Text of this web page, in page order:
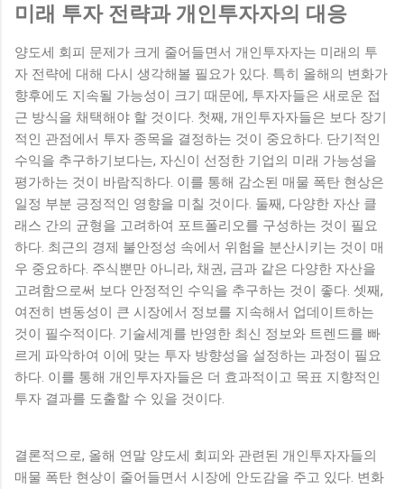
미래 투자 전략과 개인투자자의 대응
양도세 회피 문제가 크게 줄어들면서 개인투자자는 미래의 투
자 전략에 대해 다시 생각해볼 필요가 있다. 특히 올해의 변화가
향후에도 지속될 가능성이 크기 때문에, 투자자들은 새로운 접
근 방식을 채택해야 할 것이다. 첫째, 개인투자자들은 보다 장기
적인 관점에서 투자 종목을 결정하는 것이 중요하다. 단기적인
수익을 추구하기보다는, 자신이 선정한 기업의 미래 가능성을
평가하는 것이 바람직하다. 이를 통해 감소된 매물 폭탄 현상은
일정 부분 긍정적인 영향을 미칠 것이다. 둘째, 다양한 자산 클
래스 간의 균형을 고려하여 포트폴리오를 구성하는 것이 필요
하다. 최근의 경제 불안정성 속에서 위험을 분산시키는 것이 매
우 중요하다. 주식뿐만 아니라, 채권, 금과 같은 다양한 자산을
고려함으로써 보다 안정적인 수익을 추구하는 것이 좋다. 셋째,
여전히 변동성이 큰 시장에서 정보를 지속해서 업데이트하는
것이 필수적이다. 기술세계를 반영한 최신 정보와 트렌드를 빠
르게 파악하여 이에 맞는 투자 방향성을 설정하는 과정이 필요
하다. 이를 통해 개인투자자들은 더 효과적이고 목표 지향적인
투자 결과를 도출할 수 있을 것이다.
결론적으로, 올해 연말 양도세 회피와 관련된 개인투자자들의
매물 폭탄 현상이 줄어들면서 시장에 안도감을 주고 있다. 변화